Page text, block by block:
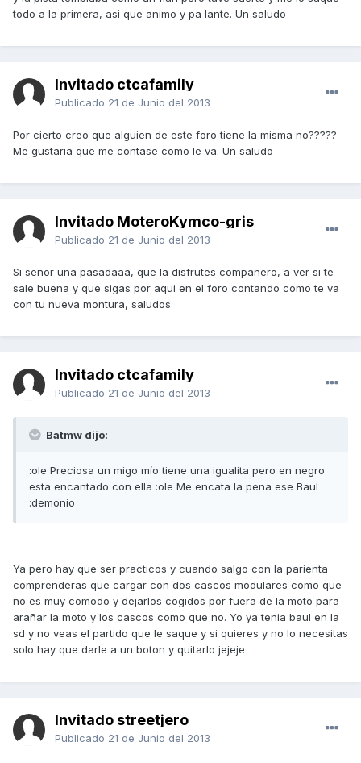
todo a la primera, asi que animo y pa lante. Un saludo
Invitado ctcafamily
Publicado 21 de Junio del 2013
Por cierto creo que alguien de este foro tiene la misma no?????
Me gustaria que me contase como le va. Un saludo
Invitado MoteroKymco-gris
Publicado 21 de Junio del 2013
Si señor una pasadaaa, que la disfrutes compañero, a ver si te
sale buena y que sigas por aqui en el foro contando como te va
con tu nueva montura, saludos
Invitado ctcafamily
Publicado 21 de Junio del 2013
Batmw dijo:
:ole Preciosa un migo mío tiene una igualita pero en negro
esta encantado con ella :ole Me encata la pena ese Baul
:demonio
Ya pero hay que ser practicos y cuando salgo con la parienta
comprenderas que cargar con dos cascos modulares como que
no es muy comodo y dejarlos cogidos por fuera de la moto para
arañar la moto y los cascos como que no. Yo ya tenia baul en la
sd y no veas el partido que le saque y si quieres y no lo necesitas
solo hay que darle a un boton y quitarlo jejeje
Invitado streetjero
Publicado 21 de Junio del 2013